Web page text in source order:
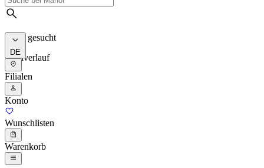
Meist gesucht
Suchverlauf
DE
Filialen
Konto
Wunschlisten
Warenkorb